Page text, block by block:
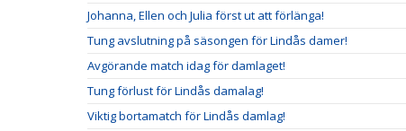
Johanna, Ellen och Julia först ut att förlänga!
Tung avslutning på säsongen för Lindås damer!
Avgörande match idag för damlaget!
Tung förlust för Lindås damalag!
Viktig bortamatch för Lindås damlag!